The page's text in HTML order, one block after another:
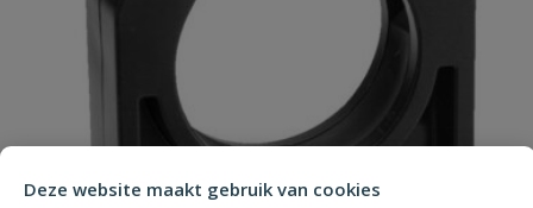
Deze website maakt gebruik van cookies